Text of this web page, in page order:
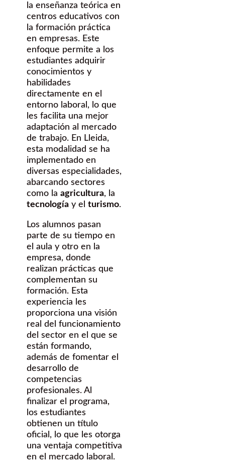
la enseñanza teórica en
centros educativos con
la formación práctica
en empresas. Este
enfoque permite a los
estudiantes adquirir
conocimientos y
habilidades
directamente en el
entorno laboral, lo que
les facilita una mejor
adaptación al mercado
de trabajo. En Lleida,
esta modalidad se ha
implementado en
diversas especialidades,
abarcando sectores
como la agricultura, la
tecnología y el turismo.
Los alumnos pasan
parte de su tiempo en
el aula y otro en la
empresa, donde
realizan prácticas que
complementan su
formación. Esta
experiencia les
proporciona una visión
real del funcionamiento
del sector en el que se
están formando,
además de fomentar el
desarrollo de
competencias
profesionales. Al
finalizar el programa,
los estudiantes
obtienen un título
oficial, lo que les otorga
una ventaja competitiva
en el mercado laboral.